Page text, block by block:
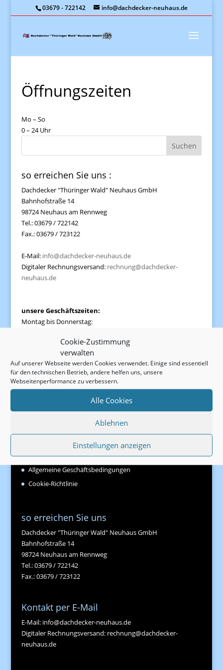
Cookie-Zustimmung
verwalten
Auf unserer Webseite werden Cookies verwendet. Einige sind essentiell
für den technischen Betrieb, andere helfen uns, unsere
Webseitenperformance zu verbessern.
Alle Cookies
Ablehnen
Einstellungen anzeigen
03679 - 722142 info@dachdecker-neuhaus.de
Öffnungszeiten
Mo – So
0 – 24 Uhr
so erreichen Sie uns :
Dachdecker "Thüringer Wald" Neuhaus GmbH
Bahnhofstraße 14
98724 Neuhaus am Rennweg
Tel.: 03679 / 722142
Fax.: 03679 / 723122
E-Mail: info@dachdecker-neuhaus.de
Digitaler Rechnungsversand: rechnung@dachdecker-
neuhaus.de
unsere Geschäftszeiten:
Montag bis Donnerstag:
07.00 - 15.30 Uhr
oder nach Vereinbarung
Datenschutzerklärung
Allgemeine Geschäftsbedingungen
Cookie-Richtlinie
so erreichen Sie uns
Dachdecker "Thüringer Wald" Neuhaus GmbH
Bahnhofstraße 14
98724 Neuhaus am Rennweg
Tel.: 03679 / 722142
Fax.: 03679 / 723122
Kontakt per E-Mail
E-Mail: info@dachdecker-neuhaus.de
Digitaler Rechnungsversand: rechnung@dachdecker-
neuhaus.de